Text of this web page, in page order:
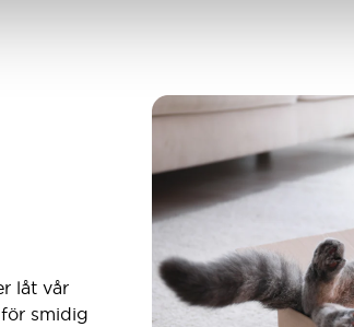
låt vår
smidig